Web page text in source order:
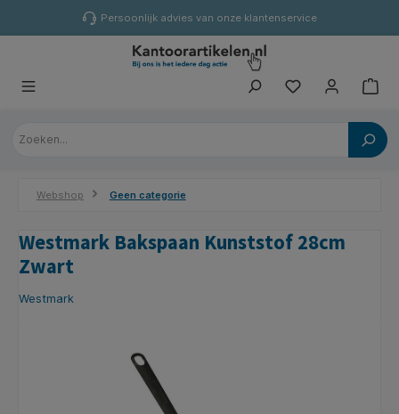
Persoonlijk advies van onze klantenservice
Webshop Geen categorie
Westmark Bakspaan Kunststof 28cm
Zwart
Westmark
Afbeeldingengalerij overslaan